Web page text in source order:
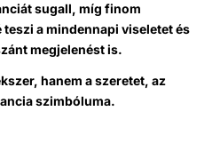
sugall, míg finom
a mindennapi viseletet és
megjelenést is.
hanem a szeretet, az
szimbóluma.